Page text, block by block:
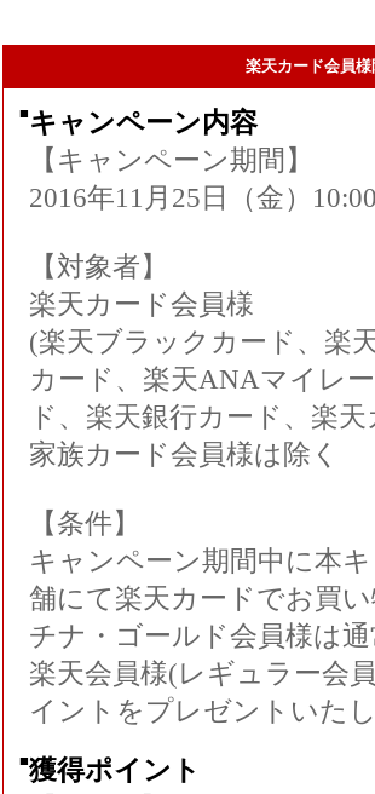
楽天カード会員
■ キャンペーン内容
【キャンペーン期間】
2016年11月25日（金）
【対象者】
楽天カード会員様
(楽天ブラックカード、楽
カード、楽天ANAマイレ
ド、楽天銀行カード、楽
家族カード会員様は除く
【条件】
キャンペーン期間中に本
舗にて楽天カードでお買
チナ・ゴールド会員様は
楽天会員様(レギュラー会
イントをプレゼントいた
■獲得ポイント